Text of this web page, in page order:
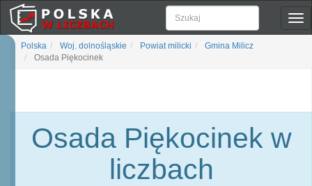
Polska Woj. dolnośląskie Powiat milicki
Gmina Milicz
Osada Piękocinek
Osada Piękocinek w
liczbach